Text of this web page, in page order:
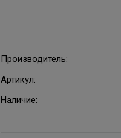
Производитель:
Артикул:
Наличие: